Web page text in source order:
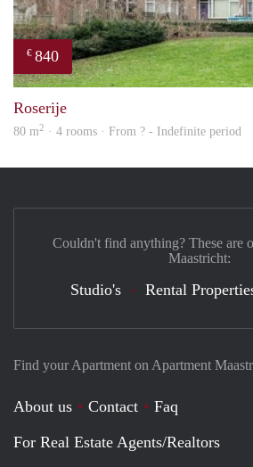
€ 840
Roserije
80 m2 · 4 rooms · From ? - Indefinite period
Find your Apartment on Apartment
About us Contact
Faq
For Real Estate Agents/Realtors
Couldn't find anything? These are
Maastricht:
Studio's Rental